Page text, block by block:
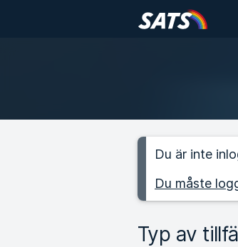
Du är inte
Du måste
Typ av